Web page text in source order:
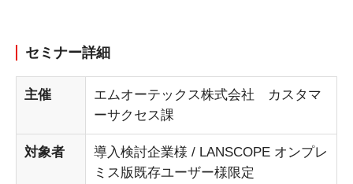
セミナー詳細
主催
エムオーテックス株式会社 カスタマ
ーサクセス課
対象者
導入検討企業様 / LANSCOPE オンプレ
ミス版既存ユーザー様限定